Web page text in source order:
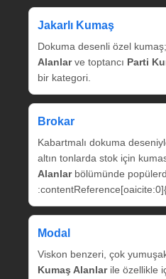
Jakarlı Kumaş
Dokuma desenli özel
Alanlarve toptancı Parti
bir kategori.
Brokar
Kabartmalı dokuma
altın tonlarda stok için
Alanlarbölümünde
Modal
Viskon benzeri, çok
Kumaş Alanlarile özellikle